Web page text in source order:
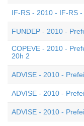
IF-RS - 2010 - IF-RS
FUNDEP - 2010 -
COPEVE - 2010 -
20h 2
ADVISE - 2010 -
ADVISE - 2010 -
ADVISE - 2010 -